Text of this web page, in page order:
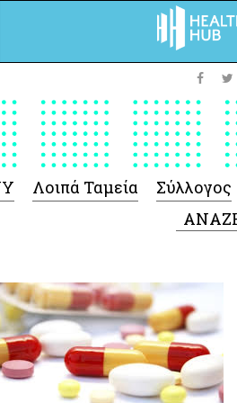
 Ιατροτεχνολογικών
Προϊόντων
-Γενικές πληροφορίες
Σύμβαση Ακουστικών/
Ορθοπεδικά/ Αναπνευστικές
συσκευές
Λοιπά Ταμεία Σύλλογος